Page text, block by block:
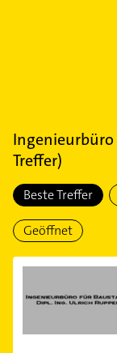
Ingenieurbüro
Treffer)
Beste Treffer
Geöffnet